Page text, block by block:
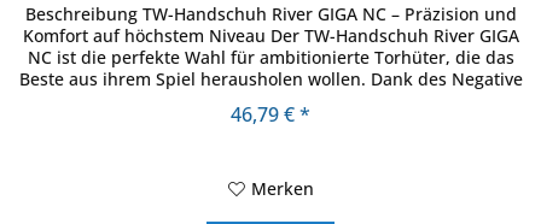
Beschreibung TW-Handschuh River GIGA NC – Präzision und
Komfort auf höchstem Niveau Der TW-Handschuh River GIGA
NC ist die perfekte Wahl für ambitionierte Torhüter, die das
Beste aus ihrem Spiel herausholen wollen. Dank des Negative
46,79 € *
Merken